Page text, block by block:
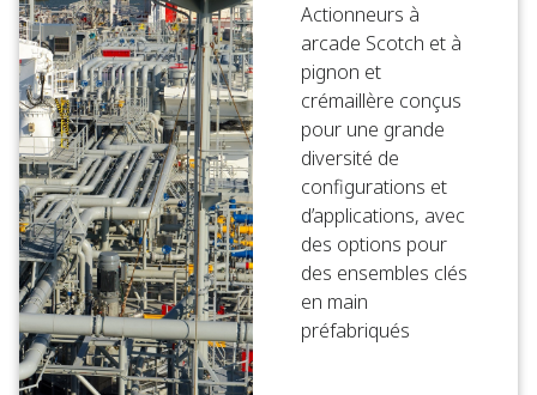
Actionneurs à
arcade Scotch et à
pignon et
crémaillère conçus
pour une grande
diversité de
configurations et
d’applications, avec
des options pour
des ensembles clés
en main
préfabriqués